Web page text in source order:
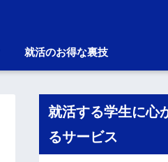
就活のお得な裏技
就活する学生に心
るサービス